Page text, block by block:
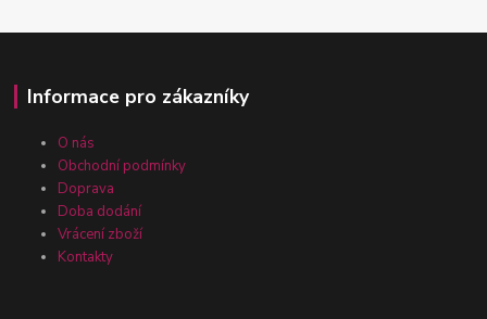
Informace pro zákazníky
O nás
Obchodní podmínky
Doprava
Doba dodání
Vrácení zboží
Kontakty